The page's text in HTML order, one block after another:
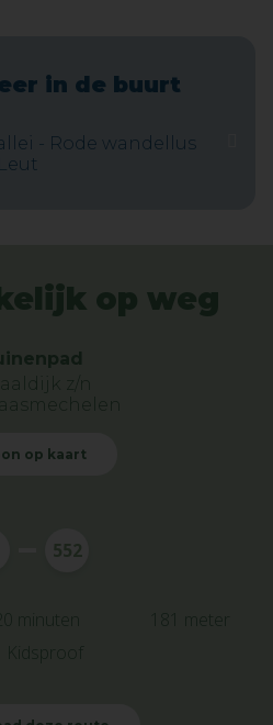
in de buurt
- Rode wandellus
Leut
op weg
z/n
op kaart
552
20 minuten
181 meter
Kidsproof